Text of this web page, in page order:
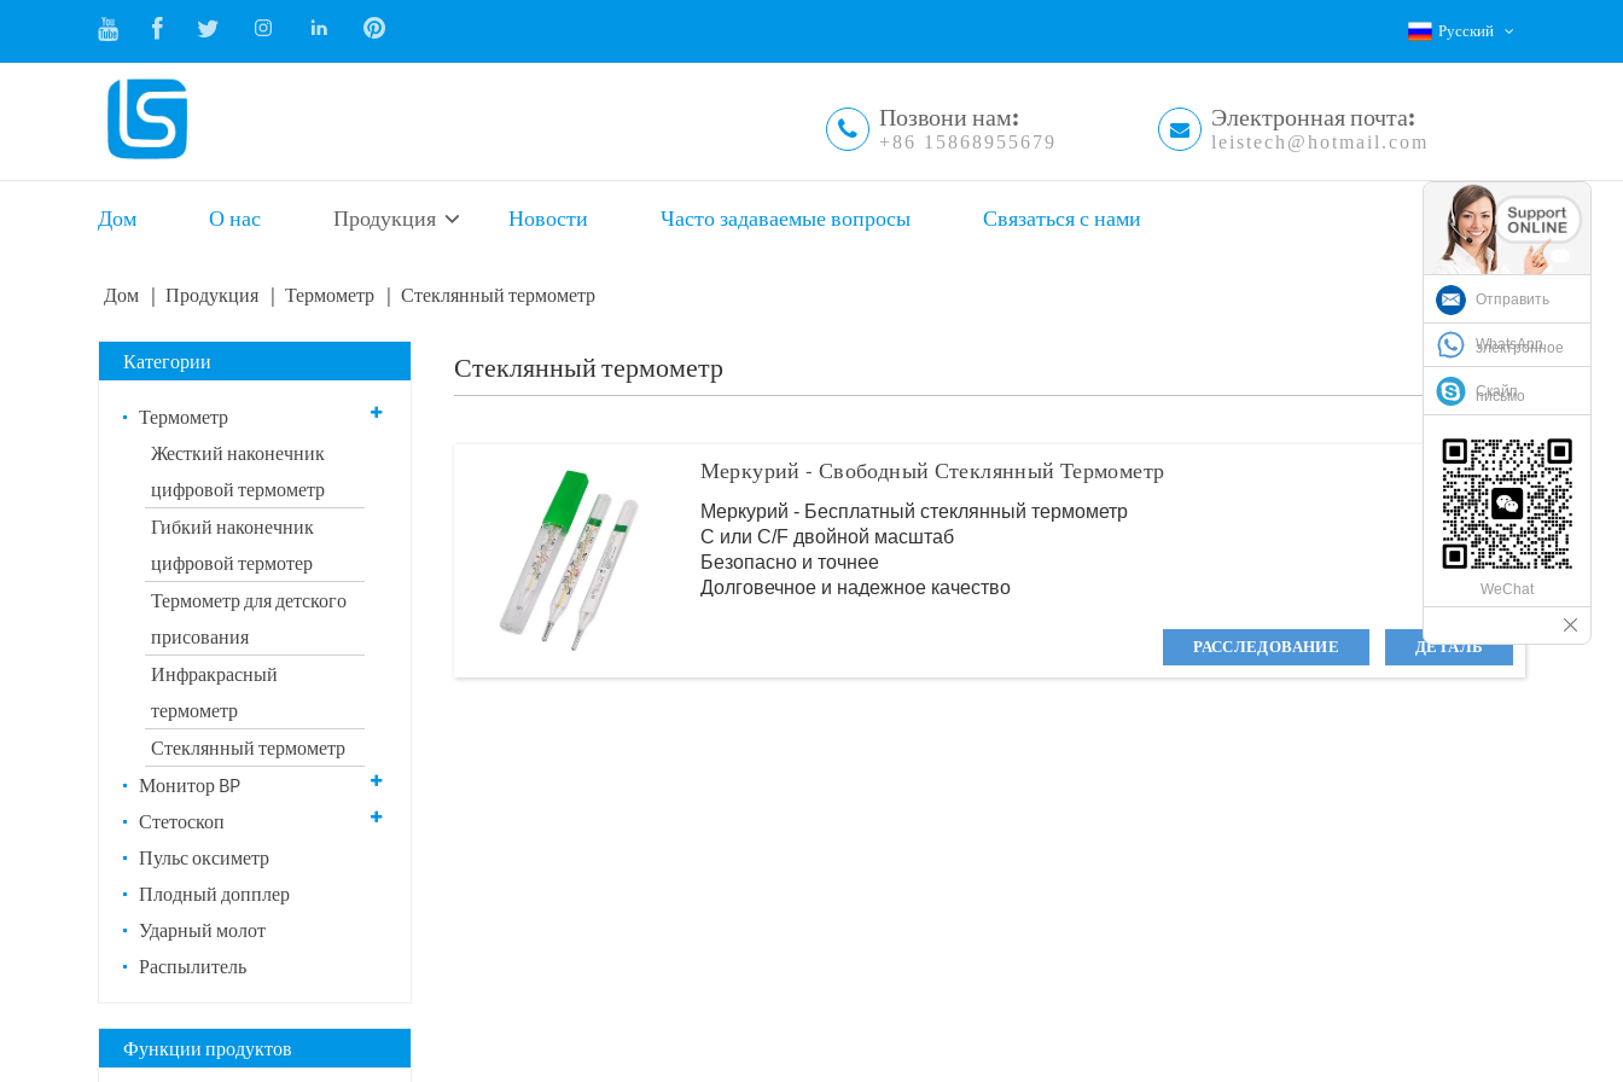
Русский
Позвони нам:
+86 15868955679
Электронная почта:
leistech@hotmail.com
Дом О нас Продукция Новости Часто задаваемые вопросы Связаться с нами
Дом Продукция Термометр Стеклянный термометр
Категории
Термометр
Жесткий наконечник
цифровой термометр
Гибкий наконечник
цифровой термотер
Термометр для детского
присования
Инфракрасный
термометр
Стеклянный термометр
Монитор BP
Стетоскоп
Пульс оксиметр
Плодный допплер
Ударный молот
Распылитель
Функции продуктов
Стеклянный термометр
Меркурий - Свободный Стеклянный Термометр
Меркурий - Бесплатный стеклянный термометр
C или C/F двойной масштаб
Безопасно и точнее
Долговечное и надежное качество
РАССЛЕДОВАНИЕ
ДЕТАЛЬ
Отправить
электронное
письмо
WhatsApp
Скайп
WeChat